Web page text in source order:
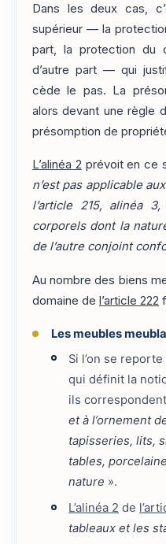
Dans les deux cas,
supérieur — la
part, la protection du
d’autre part — qui
cède le pas. La
alors devant une règle
présomption de
L’alinéa 2 prévoit en ce
n’est pas applicable
l’article 215, alinéa
corporels dont la
de l’autre conjoint
Au nombre des biens
domaine de l’article 222
Les meubles
Si l’on se reporte
qui définit la
ils
et à l’ornement
tapisseries, lits,
tables,
nature ».
L’alinéa 2 de
tableaux et les